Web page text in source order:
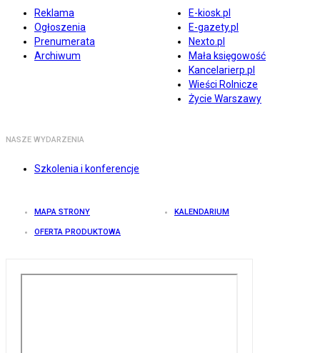
Reklama
Ogłoszenia
Prenumerata
Archiwum
E-kiosk.pl
E-gazety.pl
Nexto.pl
Mała księgowość
Kancelarierp.pl
Wieści Rolnicze
Życie Warszawy
NASZE WYDARZENIA
Szkolenia i konferencje
MAPA STRONY KALENDARIUM
OFERTA PRODUKTOWA